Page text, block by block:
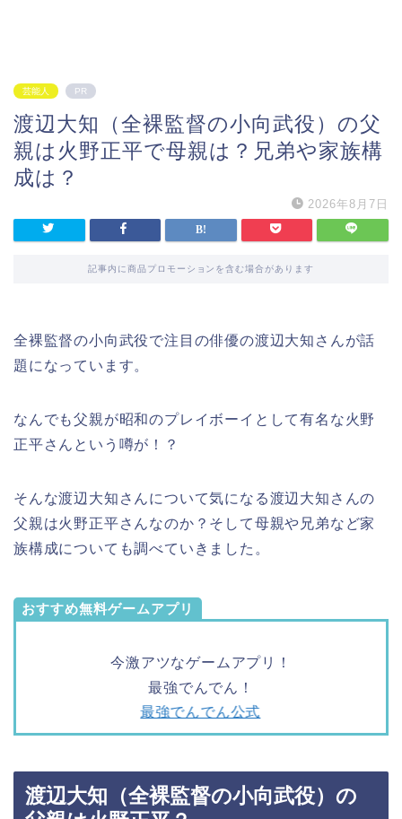
芸能人 PR
渡辺大知（全裸監督の小向武役）の父
親は火野正平で母親は？兄弟や家族構
成は？
2026年8月7日
記事内に商品プロモーションを含む場合があります
全裸監督の小向武役で注目の俳優の渡辺大知さんが話
題になっています。
なんでも父親が昭和のプレイボーイとして有名な火野
正平さんという噂が！？
そんな渡辺大知さんについて気になる渡辺大知さんの
父親は火野正平さんなのか？そして母親や兄弟など家
族構成についても調べていきました。
おすすめ無料ゲームアプリ
今激アツなゲームアプリ！
最強でんでん！
最強でんでん公式
渡辺大知（全裸監督の小向武役）の